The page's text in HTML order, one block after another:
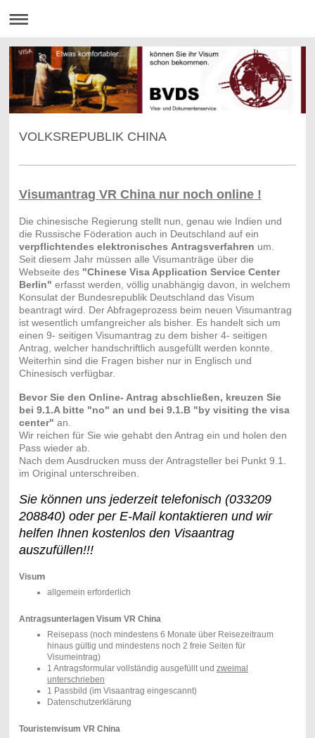
VOLKSREPUBLIK CHINA
Visumantrag VR China nur noch online !
Die chinesische Regierung stellt nun, genau wie Indien und
die Russische Föderation auch in Deutschland auf ein
verpflichtendes elektronisches Antragsverfahren um.
Seit diesem Jahr müssen alle Visumanträge über die
Webseite des "Chinese Visa Application Service Center
Berlin" erfasst werden, völlig unabhängig davon, in welchem
Konsulat der Bundesrepublik Deutschland das Visum
beantragt wird. Der Abfrageprozess beim neuen Visumantrag
ist wesentlich umfangreicher als bisher. Es handelt sich um
einen 9- seitigen Visumantrag zu dem bisher 4- seitigen
Antrag, welcher handschriftlich ausgefüllt werden konnte.
Weiterhin sind die Fragen bisher nur in Englisch und
Chinesisch verfügbar.
Bevor Sie den Online- Antrag abschließen, kreuzen Sie
bei 9.1.A bitte "no" an und bei 9.1.B "by visiting the visa
center" an.
Wir reichen für Sie wie gehabt den Antrag ein und holen den
Pass wieder ab.
Nach dem Ausdrucken muss der Antragsteller bei Punkt 9.1.
im Original unterschreiben.
Sie können uns jederzeit telefonisch (033209
208840) oder per E-Mail kontaktieren und wir
helfen Ihnen kostenlos den Visaantrag
auszufüllen!!!
Visum
allgemein erforderlich
Antragsunterlagen Visum VR China
Reisepass (noch mindestens 6 Monate über Reisezeitraum
hinaus gültig und mindestens noch 2 freie Seiten für
Visumeintrag)
1 Antragsformular vollständig ausgefüllt und zweimal
unterschrieben
1 Passbild (im Visaantrag eingescannt)
Datenschutzerklärung
Touristenvisum VR China